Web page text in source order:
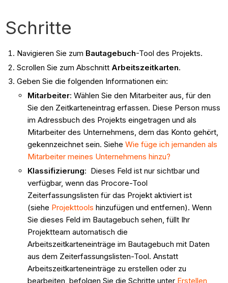
Schritte
Navigieren Sie zum Bautagebuch-Tool des Projekts.
Scrollen Sie zum Abschnitt Arbeitszeitkarten.
Geben Sie die folgenden Informationen ein:
Mitarbeiter: Wählen Sie den Mitarbeiter aus, für den
Sie den Zeitkarteneintrag erfassen. Diese Person muss
im Adressbuch des Projekts eingetragen und als
Mitarbeiter des Unternehmens, dem das Konto gehört,
gekennzeichnet sein. Siehe Wie füge ich jemanden als
Mitarbeiter meines Unternehmens hinzu?
Klassifizierung: Dieses Feld ist nur sichtbar und
verfügbar, wenn das Procore-Tool
Zeiterfassungslisten für das Projekt aktiviert ist
(siehe Projekttools hinzufügen und entfernen). Wenn
Sie dieses Feld im Bautagebuch sehen, füllt Ihr
Projektteam automatisch die
Arbeitszeitkarteneinträge im Bautagebuch mit Daten
aus dem Zeiterfassungslisten-Tool. Anstatt
Arbeitszeitkarteneinträge zu erstellen oder zu
bearbeiten, befolgen Sie die Schritte unter Erstellen